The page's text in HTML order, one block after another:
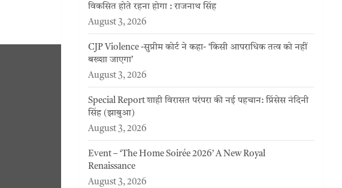
विकसित होते रहना होगा : राजनाथ सिंह
August 3, 2026
CJP Violence -सुप्रीम कोर्ट ने कहा- ‘किसी आपराधिक तत्व को नहीं
बख्शा जाएगा’
August 3, 2026
Special Report शाही विरासत परंपरा की नई पहचान: प्रिंसेस नंदिनी
सिंह (झाबुआ)
August 3, 2026
Event – ‘The Home Soirée 2026’ A New Royal
Renaissance
August 3, 2026